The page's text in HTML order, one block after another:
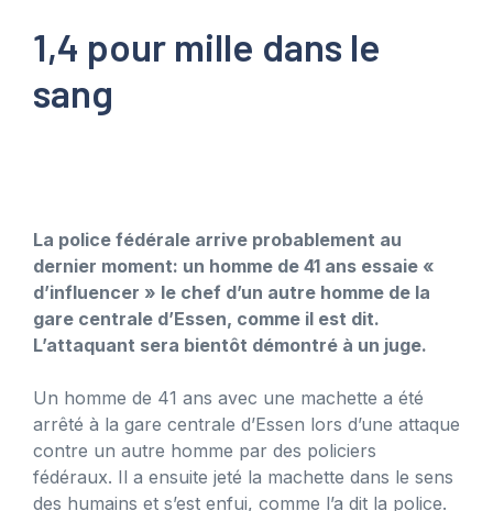
1,4 pour mille dans le
sang
La police fédérale arrive probablement au
dernier moment: un homme de 41 ans essaie «
d’influencer » le chef d’un autre homme de la
gare centrale d’Essen, comme il est dit.
L’attaquant sera bientôt démontré à un juge.
Un homme de 41 ans avec une machette a été
arrêté à la gare centrale d’Essen lors d’une attaque
contre un autre homme par des policiers
fédéraux. Il a ensuite jeté la machette dans le sens
des humains et s’est enfui, comme l’a dit la police.